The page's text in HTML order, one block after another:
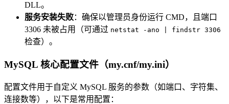
DLL。
服务安装失败：确保以管理员身份运行 CMD，且端口
3306 未被占用（可通过 netstat -ano | findstr 3306
检查）。
MySQL 核心配置文件（my.cnf/my.ini）
配置文件用于自定义 MySQL 服务的参数（如端口、字符集、
连接数等），以下是常用配置：